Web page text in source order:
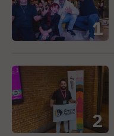
1
2